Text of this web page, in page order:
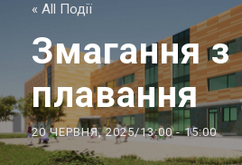
« All Події
Змагання з
плавання
20 ЧЕРВНЯ, 2025/13:00-15:00